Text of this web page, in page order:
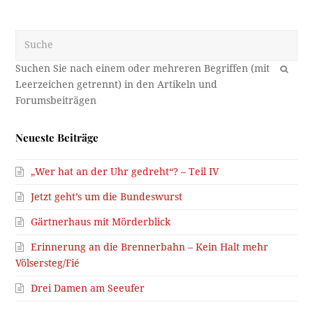
OK
Neueste Beiträge
„Wer hat an der Uhr gedreht“? – Teil IV
Jetzt geht’s um die Bundeswurst
Gärtnerhaus mit Mörderblick
Erinnerung an die Brennerbahn – Kein Halt mehr
Völsersteg/Fié
Drei Damen am Seeufer